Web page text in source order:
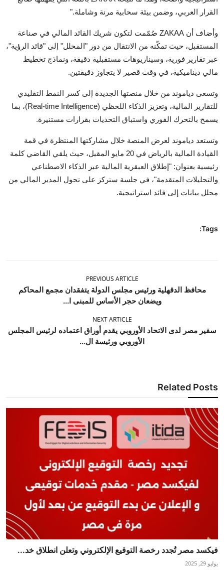
القرار العربي، وضمن بيئة سحابية مرنة وشاملة."
وأضاف أن ZAKAA صُمّمت لتكون شريك القائد المالي في صناعة
المستقبل، حيث تمكّنه من الانتقال من دور "المحلل" إلى "قائد الرؤية"،
عبر تقارير فورية، وسيناريوهات مستقبلية دقيقة، ونماذج تخطيط
مالي ديناميكية، في وقت قصير لا يتجاوز دقيقتين.
وتسعى دياموند من خلال منصتها الجديدة إلى كسر النمط التقليدي
للتقارير المالية، وتعزيز الذكاء اللحظي (Real-time Intelligence)، بما
يسمح بالتحرك الفوري واستباق التحديات بقرارات مستنيرة.
وتستعد دياموند لعرض المنصة خلال مشاركتها المنتظرة في قمة
القيادة المالية بالرياض في 20 مايو المقبل، حيث يلقي القاضي كلمة
رئيسية بعنوان: "إطلاق العبقرية المالية عبر الذكاء الاصطناعي
والتحليلات المتقدمة"، في جلسة ستركز على تحول المدير المالي من
محلل بيانات إلى قائد استراتيجية.
Tags:
PREVIOUS ARTICLE
محافظ الدقهلية ورئيس مجلس الدولة يتفقدان مجمع المحاكم
ويضعان حجر الأساس للمبنى ا...
NEXT ARTICLE
سفير مصر لدى الاتحاد الأوروبي يقدم أوراق اعتماده لرئيس المجلس
الأوروبي ورئيسة ال...
Related Posts
فيكسد مصر تُجدد رخصة التوقيع الإلكتروني وتعلن انطلاق خد...
يوليو 29, 2025